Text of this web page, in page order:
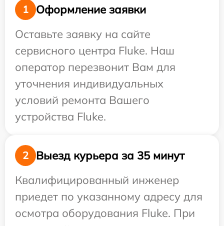
1
Оформление заявки
Оставьте заявку на сайте
сервисного центра Fluke. Наш
оператор перезвонит Вам для
уточнения индивидуальных
условий ремонта Вашего
устройства Fluke.
2
Выезд курьера за 35 минут
Квалифицированный инженер
приедет по указанному адресу для
осмотра оборудования Fluke. При